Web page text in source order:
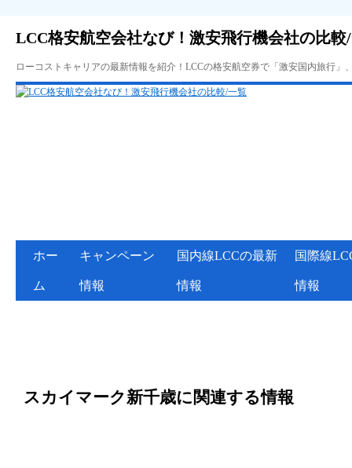
LCC格安航空会社なび！激安飛行機会社の比較
ローコストキャリアの最新情報を紹介！LCCの格安航空券で「激安国内旅行
ホー
ム
キャンペーン
情報
国内線LCCの最新
情報
国際線
情報
スカイマーク新千歳に関連する情報